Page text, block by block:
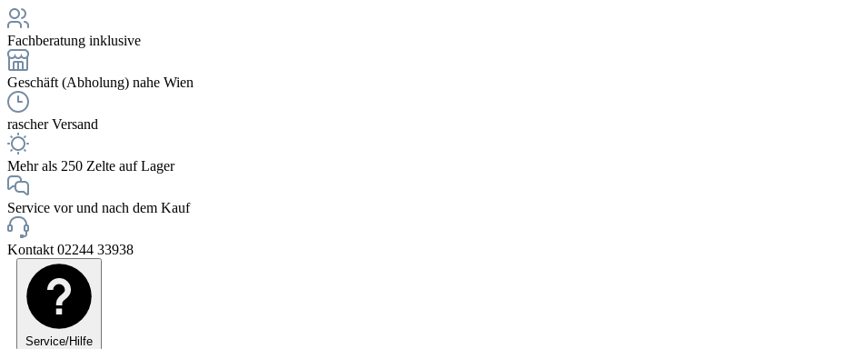
Fachberatung inklusive
Geschäft (Abholung) nahe Wien
rascher Versand
Mehr als 250 Zelte auf Lager
Service vor und nach dem Kauf
Kontakt 02244 33938
Service/Hilfe